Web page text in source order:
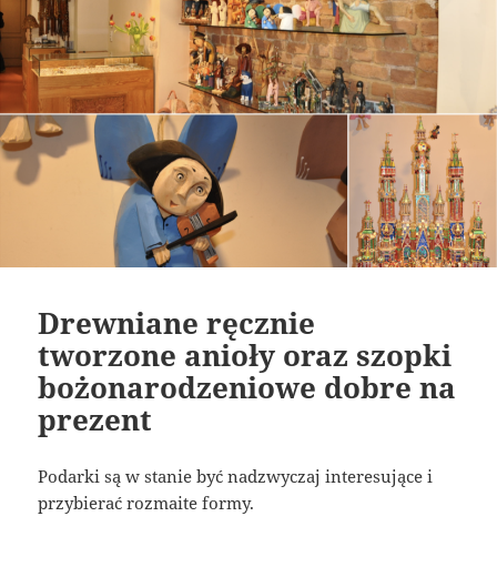
Drewniane ręcznie
tworzone anioły oraz szopki
bożonarodzeniowe dobre na
prezent
Podarki są w stanie być nadzwyczaj interesujące i
przybierać rozmaite formy.